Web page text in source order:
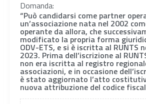
Domanda:
“Può candidarsi come partner
un’associazione nata nel 2002
operante da allora, che
modificato la propria forma
ODV-ETS, e si è iscritta al RUNTS
2023. Prima dell’iscrizione al
non era iscritta al registro
associazioni, e in occasione
è stato aggiornato l’atto
nuova attribuzione del codice